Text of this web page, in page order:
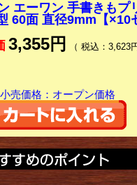
エーワン 手書きも
60面 直径9mm【×10
3,355円 （ 税込：3,623
売価格：オープン価格